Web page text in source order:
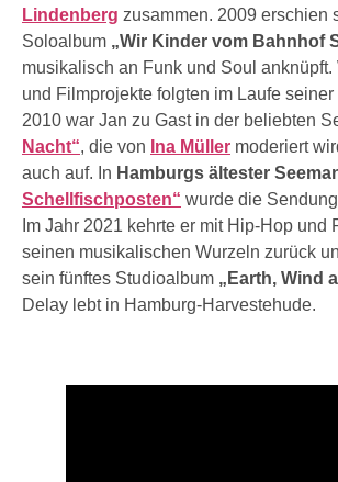
Lindenberg zusammen. 2009 erschien
Soloalbum „Wir Kinder vom Bahnhof
musikalisch an Funk und Soul anknüpft.
und Filmprojekte folgten im Laufe
2010 war Jan zu Gast in der beliebten
Nacht“, die von Ina Müller moderiert
auch auf. In Hamburgs ältester
Schellfischposten“ wurde die
Im Jahr 2021 kehrte er mit Hip-Hop und
seinen musikalischen Wurzeln zurück
sein fünftes Studioalbum „Earth, Wind
Delay lebt in Hamburg-Harvestehude.